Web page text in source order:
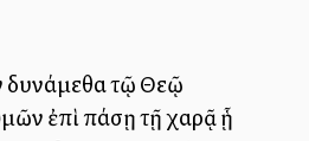
δυνάμεθα τῷ Θεῷ
ἐπὶ πάσῃ τῇ χαρᾷ ᾗ